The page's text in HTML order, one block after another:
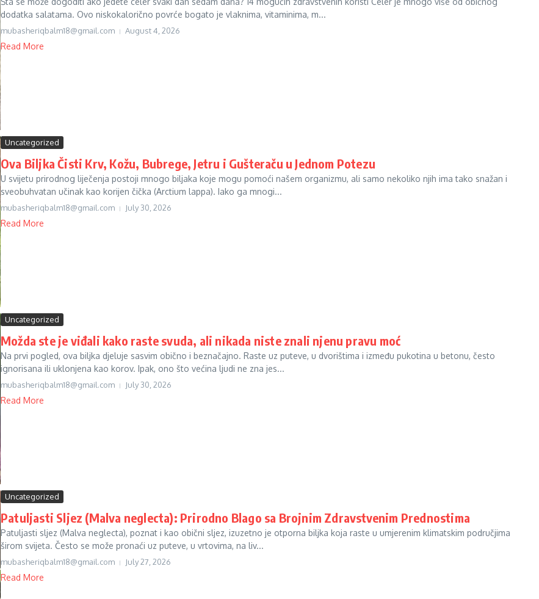
dodatka salatama. Ovo niskokalorično povrće bogato je vlaknima, vitaminima, m...
mubasheriqbalm18@gmail.com August 4, 2026
Read More
Uncategorized
Ova Biljka Čisti Krv, Kožu, Bubrege, Jetru i Gušteraču u Jednom Potezu
U svijetu prirodnog liječenja postoji mnogo biljaka koje mogu pomoći našem organizmu, ali samo nekoliko njih ima tako snažan i
sveobuhvatan učinak kao korijen čička (Arctium lappa). Iako ga mnogi...
mubasheriqbalm18@gmail.com July 30, 2026
Read More
Uncategorized
Možda ste je viđali kako raste svuda, ali nikada niste znali njenu pravu moć
Na prvi pogled, ova biljka djeluje sasvim obično i beznačajno. Raste uz puteve, u dvorištima i između pukotina u betonu, često
ignorisana ili uklonjena kao korov. Ipak, ono što većina ljudi ne zna jes...
mubasheriqbalm18@gmail.com July 30, 2026
Read More
Uncategorized
Patuljasti Sljez (Malva neglecta): Prirodno Blago sa Brojnim Zdravstvenim Prednostima
Patuljasti sljez (Malva neglecta), poznat i kao obični sljez, izuzetno je otporna biljka koja raste u umjerenim klimatskim područjima
širom svijeta. Često se može pronaći uz puteve, u vrtovima, na liv...
mubasheriqbalm18@gmail.com July 27, 2026
Read More